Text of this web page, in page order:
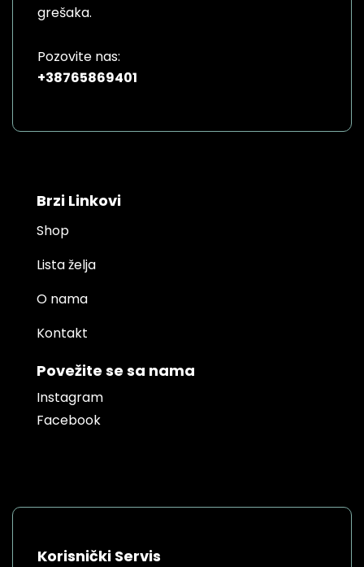
grešaka.
Pozovite nas:
+38765869401
Brzi Linkovi
Shop
Lista želja
O nama
Kontakt
Povežite se sa nama
Instagram
Facebook
Korisnički Servis